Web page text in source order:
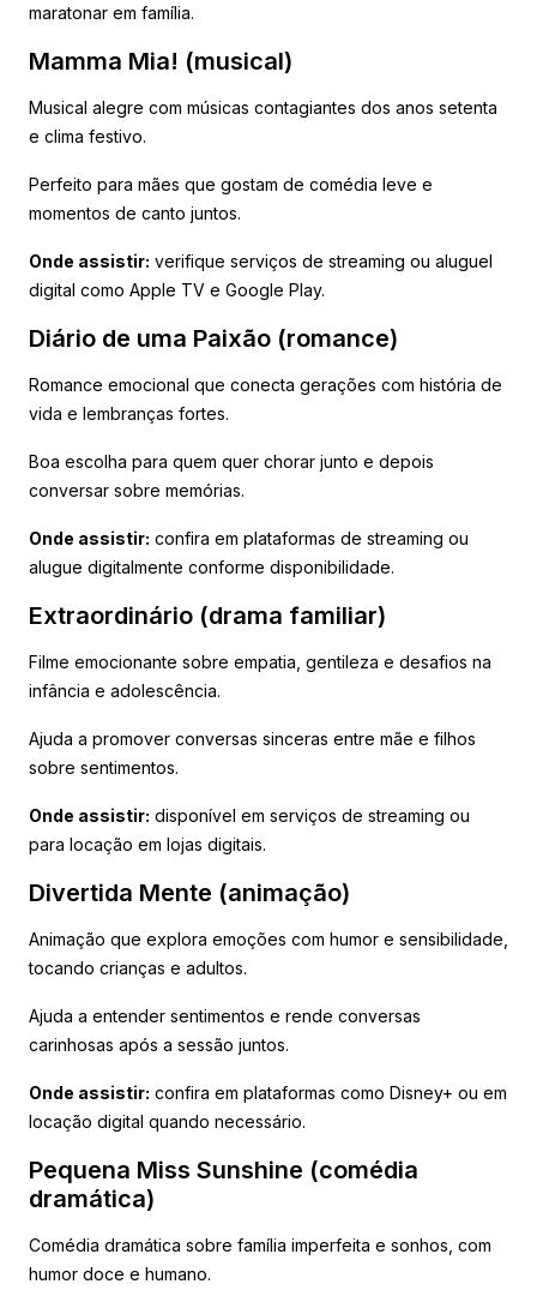
maratonar em família.
Mamma Mia! (musical)
Musical alegre com músicas contagiantes dos anos setenta
e clima festivo.
Perfeito para mães que gostam de comédia leve e
momentos de canto juntos.
Onde assistir: verifique serviços de streaming ou aluguel
digital como Apple TV e Google Play.
Diário de uma Paixão (romance)
Romance emocional que conecta gerações com história de
vida e lembranças fortes.
Boa escolha para quem quer chorar junto e depois
conversar sobre memórias.
Onde assistir: confira em plataformas de streaming ou
alugue digitalmente conforme disponibilidade.
Extraordinário (drama familiar)
Filme emocionante sobre empatia, gentileza e desafios na
infância e adolescência.
Ajuda a promover conversas sinceras entre mãe e filhos
sobre sentimentos.
Onde assistir: disponível em serviços de streaming ou
para locação em lojas digitais.
Divertida Mente (animação)
Animação que explora emoções com humor e sensibilidade,
tocando crianças e adultos.
Ajuda a entender sentimentos e rende conversas
carinhosas após a sessão juntos.
Onde assistir: confira em plataformas como Disney+ ou em
locação digital quando necessário.
Pequena Miss Sunshine (comédia
dramática)
Comédia dramática sobre família imperfeita e sonhos, com
humor doce e humano.